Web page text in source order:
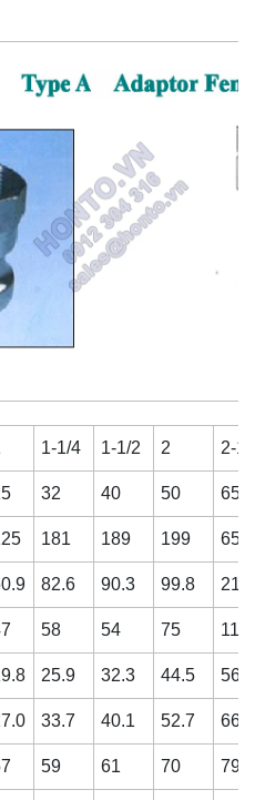
1-1/4 1-1/2 2 2-1/
32 40 50 65
181 189 199 65
82.6 90.3 99.8 210
58 54 75
25.9 32.3 44.5 56.7
33.7 40.1 52.7 66.3
59 61 70 79